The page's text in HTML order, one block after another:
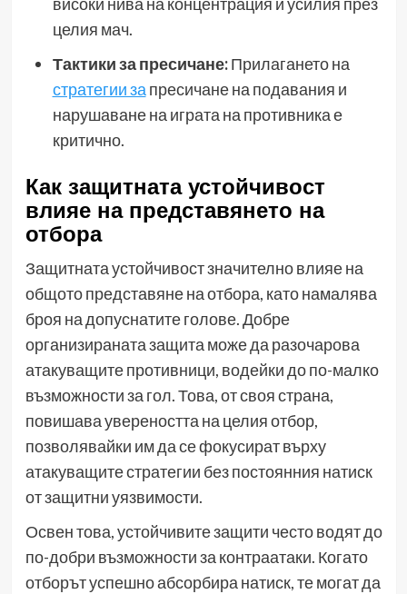
целия мач.
Тактики за пресичане:Прилагането на
стратегии за пресичане на подавания и
нарушаване на играта на противника е
критично.
Как защитната устойчивост
влияе на представянето на
отбора
Защитната устойчивост значително влияе на
общото представяне на отбора, като намалява
броя на допуснатите голове. Добре
организираната защита може да разочарова
атакуващите противници, водейки до по-малко
възможности за гол. Това, от своя страна,
повишава увереността на целия отбор,
позволявайки им да се фокусират върху
атакуващите стратегии без постоянния натиск
от защитни уязвимости.
Освен това, устойчивите защити често водят до
по-добри възможности за контраатаки. Когато
отборът успешно абсорбира натиск, те могат да